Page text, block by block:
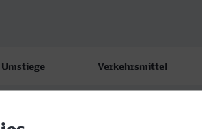
Umstiege Verkehrsmittel